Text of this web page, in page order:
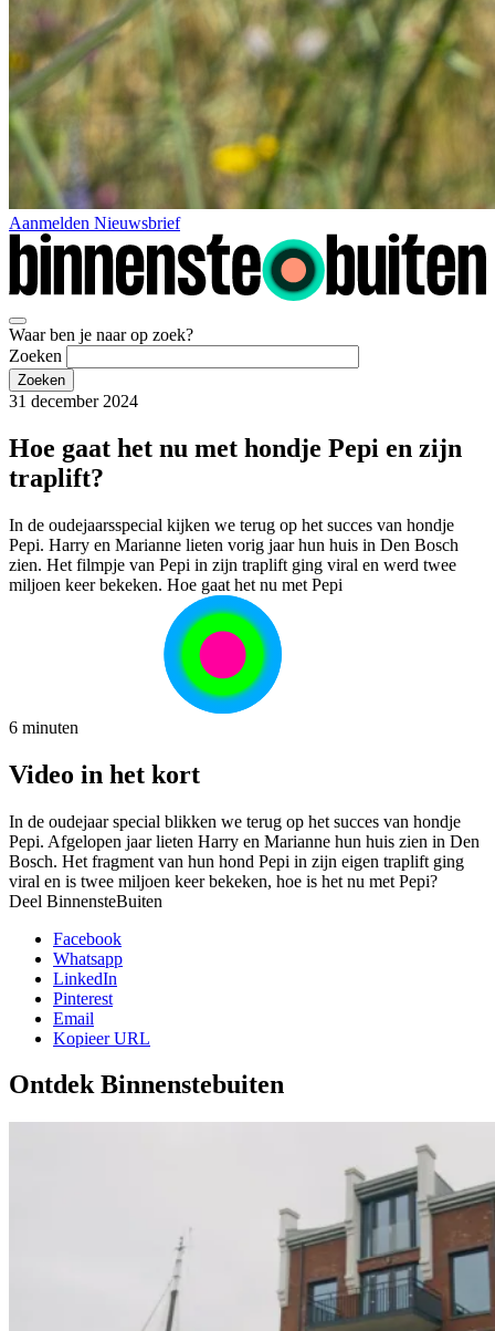
Aanmelden Nieuwsbrief
Waar ben je naar op zoek?
Zoeken
31 december 2024
Hoe gaat het nu met hondje Pepi en zijn
traplift?
In de oudejaarsspecial kijken we terug op het succes van hondje
Pepi. Harry en Marianne lieten vorig jaar hun huis in Den Bosch
zien. Het filmpje van Pepi in zijn traplift ging viral en werd twee
miljoen keer bekeken. Hoe gaat het nu met Pepi
6 minuten
Video in het kort
In de oudejaar special blikken we terug op het succes van hondje
Pepi. Afgelopen jaar lieten Harry en Marianne hun huis zien in Den
Bosch. Het fragment van hun hond Pepi in zijn eigen traplift ging
viral en is twee miljoen keer bekeken, hoe is het nu met Pepi?
Deel BinnensteBuiten
Facebook
Whatsapp
LinkedIn
Pinterest
Email
Kopieer URL
Ontdek Binnenstebuiten